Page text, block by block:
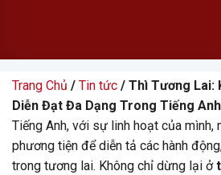
Trang Chủ / Tin tức / Thì Tương Lai:
Diễn Đạt Đa Dạng Trong Tiếng Anh
Tiếng Anh, với sự linh hoạt của mình,
phương tiện để diễn tả các hành
trong tương lai. Không chỉ dừng lại ở